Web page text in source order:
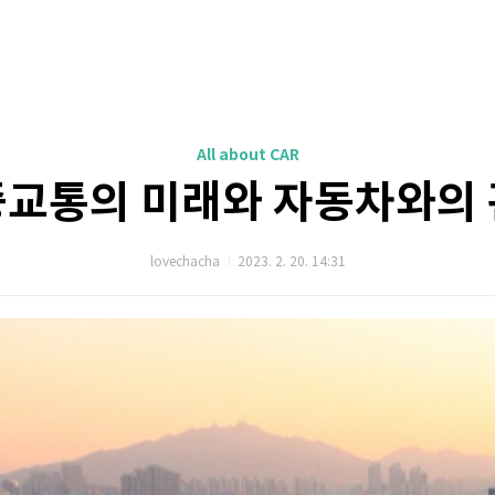
All about CAR
통의 미래와 자동차와의
lovechacha 2023. 2. 20. 14:31